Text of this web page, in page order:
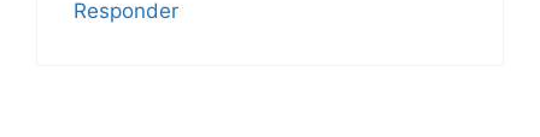
Responder